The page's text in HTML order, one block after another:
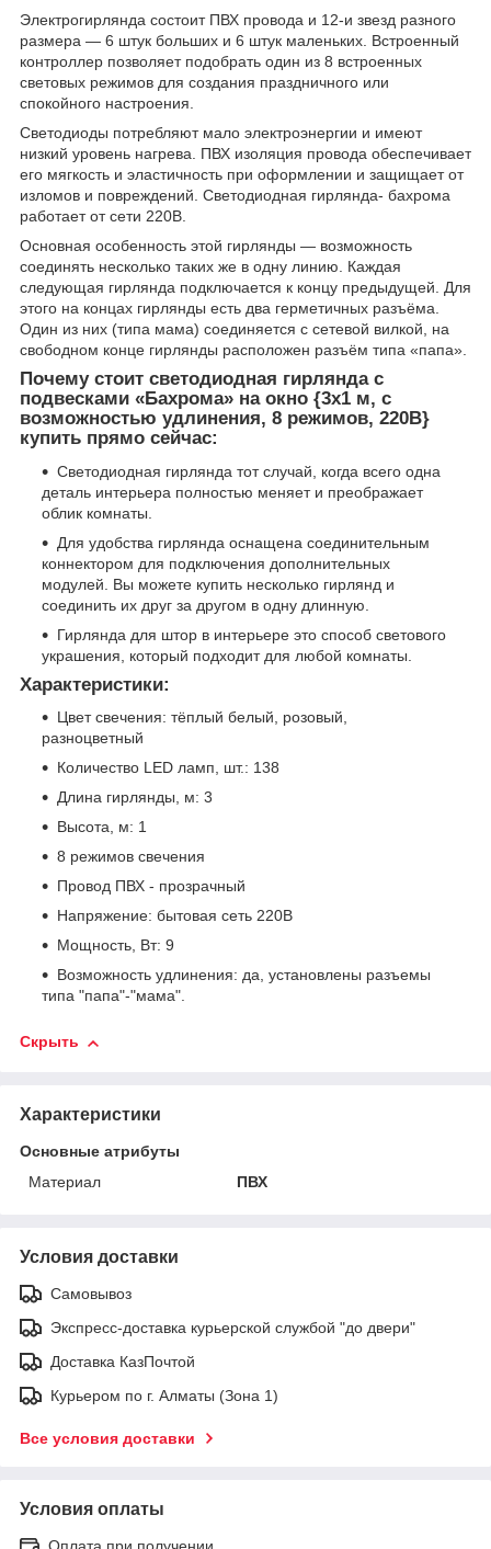
Электрогирлянда состоит ПВХ провода и 12-и звезд разного
размера — 6 штук больших и 6 штук маленьких. Встроенный
контроллер позволяет подобрать один из 8 встроенных
световых режимов для создания праздничного или
спокойного настроения.
Светодиоды потребляют мало электроэнергии и имеют
низкий уровень нагрева. ПВХ изоляция провода обеспечивает
его мягкость и эластичность при оформлении и защищает от
изломов и повреждений. Светодиодная гирлянда- бахрома
работает от сети 220В.
Основная особенность этой гирлянды — возможность
соединять несколько таких же в одну линию. Каждая
следующая гирлянда подключается к концу предыдущей. Для
этого на концах гирлянды есть два герметичных разъёма.
Один из них (типа мама) соединяется с сетевой вилкой, на
свободном конце гирлянды расположен разъём типа «папа».
Почему стоит светодиодная гирлянда с
подвесками «Бахрома» на окно {3х1 м, с
возможностью удлинения, 8 режимов, 220В}
купить прямо сейчас:
Светодиодная гирлянда тот случай, когда всего одна
деталь интерьера полностью меняет и преображает
облик комнаты.
Для удобства гирлянда оснащена соединительным
коннектором для подключения дополнительных
модулей. Вы можете купить несколько гирлянд и
соединить их друг за другом в одну длинную.
Гирлянда для штор в интерьере это способ светового
украшения, который подходит для любой комнаты.
Характеристики:
Цвет свечения: тёплый белый, розовый,
разноцветный
Количество LED ламп, шт.: 138
Длина гирлянды, м: 3
Высота, м: 1
8 режимов свечения
Провод ПВХ - прозрачный
Напряжение: бытовая сеть 220В
Мощность, Вт: 9
Возможность удлинения: да, установлены разъемы
типа "папа"-"мама".
Скрыть
Характеристики
Основные атрибуты
Материал
ПВХ
Условия доставки
Самовывоз
Экспресс-доставка курьерской службой "до двери"
Доставка КазПочтой
Курьером по г. Алматы (Зона 1)
Все условия доставки
Условия оплаты
Оплата при получении